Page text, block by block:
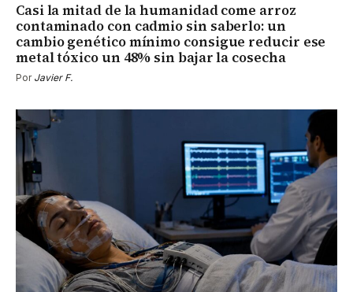
Casi la mitad de la humanidad come arroz
contaminado con cadmio sin saberlo: un
cambio genético mínimo consigue reducir ese
metal tóxico un 48% sin bajar la cosecha
Por Javier F.